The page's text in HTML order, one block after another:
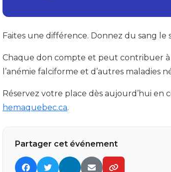
Faites une différence. Donnez du sang le
Chaque don compte et peut contribuer à
l’anémie falciforme et d’autres maladies
Réservez votre place dès aujourd’hui
hemaquebec.ca.
Partager cet événement